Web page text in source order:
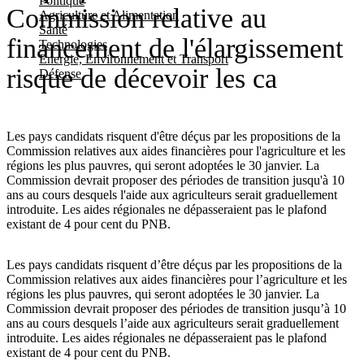
Agriculture et Alimentation
Santé
Technologies
Energie, Environnement et Transport
Défense
Commission relative au
financement de l'élargissement
risque de décevoir les ca
Les pays candidats risquent d'être déçus par les propositions de la
Commission relatives aux aides financières pour l'agriculture et les
régions les plus pauvres, qui seront adoptées le 30 janvier. La
Commission devrait proposer des périodes de transition jusqu'à 10
ans au cours desquels l'aide aux agriculteurs serait graduellement
introduite. Les aides régionales ne dépasseraient pas le plafond
existant de 4 pour cent du PNB.
Les pays candidats risquent d’être déçus par les propositions de la
Commission relatives aux aides financières pour l’agriculture et les
régions les plus pauvres, qui seront adoptées le 30 janvier. La
Commission devrait proposer des périodes de transition jusqu’à 10
ans au cours desquels l’aide aux agriculteurs serait graduellement
introduite. Les aides régionales ne dépasseraient pas le plafond
existant de 4 pour cent du PNB.